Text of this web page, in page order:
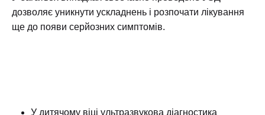
дозволяє уникнути ускладнень і розпочати лікування
ще до появи серйозних симптомів.
У дитячому віці ультразвукова діагностика